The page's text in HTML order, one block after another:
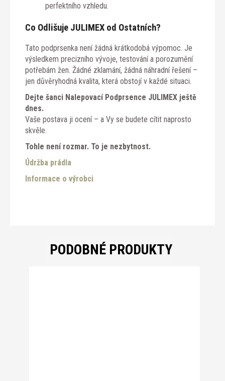
perfektního vzhledu.
Co Odlišuje JULIMEX od Ostatních?
Tato podprsenka není žádná krátkodobá výpomoc. Je
výsledkem precizního vývoje, testování a porozumění
potřebám žen. Žádné zklamání, žádná náhradní řešení –
jen důvěryhodná kvalita, která obstojí v každé situaci.
Dejte šanci Nalepovací Podprsence JULIMEX ještě
dnes.
Vaše postava ji ocení – a Vy se budete cítit naprosto
skvěle.
Tohle není rozmar. To je nezbytnost.
Údržba prádla
Informace o výrobci
PODOBNÉ PRODUKTY